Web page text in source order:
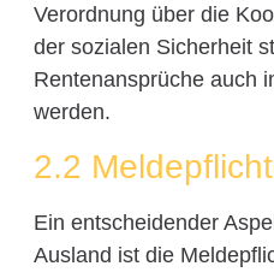
Verordnung über die
der sozialen Sicherheit
Rentenansprüche auch
werden.
2.2
Ein entscheidender
Ausland ist die